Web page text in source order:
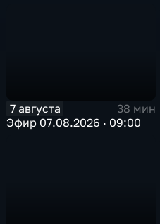
7 августа
38 мин
Эфир 07.08.2026 · 09:00